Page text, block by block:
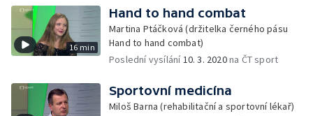
16 min
Hand to hand combat
Martina Ptáčková (držitelka černého pásu
Hand to hand combat)
Poslední vysílání10. 3. 2020na ČT sport
Sportovní medicína
Miloš Barna (rehabilitační a sportovní lékař)